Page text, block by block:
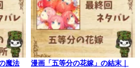
魔法
漫画「五等分の花嫁」の結末｜